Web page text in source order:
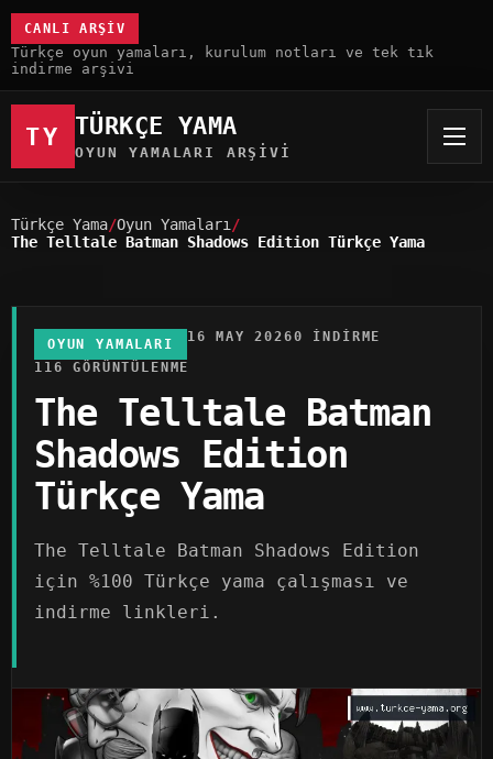
CANLI ARŞIV
Türkçe oyun yamaları, kurulum notları ve tek tık
indirme arşivi
TY TÜRKÇE YAMA
OYUN YAMALARI ARŞIVI
Türkçe Yama Oyun Yamaları
The Telltale Batman Shadows Edition Türkçe Yama
OYUN YAMALARI 16 MAY 20260 INDIRME
116 GÖRÜNTÜLENME
The Telltale Batman
Shadows Edition
Türkçe Yama
The Telltale Batman Shadows Edition
için %100 Türkçe yama çalışması ve
indirme linkleri.